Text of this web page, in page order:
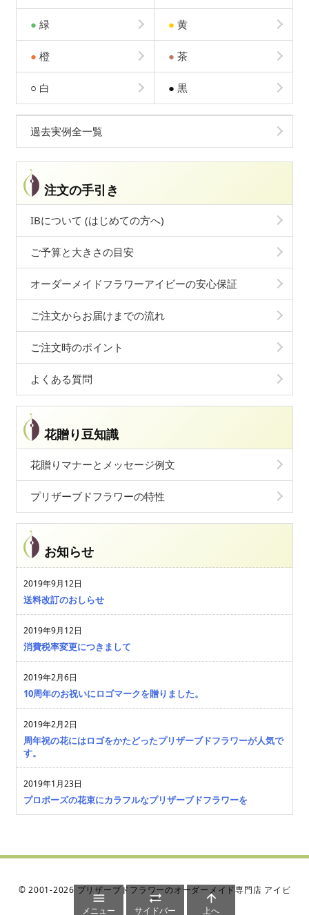
● 緑 ● 黄
● 橙 ● 茶
○ 白 ● 黒
過去実例全一覧
注文の手引き
IBについて (はじめての方へ)
ご予算と大きさの目安
オーダーメイドフラワーアイビーの安心保証
ご注文からお届けまでの流れ
ご注文時のポイント
よくある質問
花贈り豆知識
花贈りマナーとメッセージ例文
プリザーブドフラワーの特性
お知らせ
2019年9月12日
送料改訂のおしらせ
2019年9月12日
消費税率変更につきまして
2019年2月6日
10周年のお祝いにロゴマークを贈りました。
2019年2月2日
周年祝の花にはロゴをかたどったプリザーブドフラワーが人気で
す。
2019年1月23日
プロポーズの花束にカラフルなプリザーブドフラワーを
©2001-2026 プリザーブドフラワーのオーダーメイド専門店 アイビ
ー

メニュー

サイドバー

上へ